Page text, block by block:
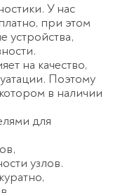
У нас
при этом
устройства,
на качество,
Поэтому
в наличии
для
узлов.